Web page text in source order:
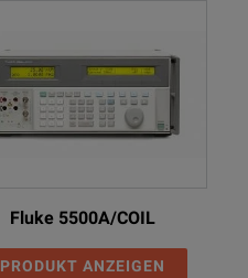
Fluke 5500A/COIL
PRODUKT ANZEIGEN